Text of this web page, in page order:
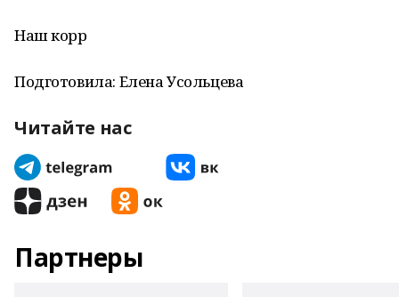
Наш корр
Подготовила: Елена Усольцева
Читайте нас
Партнеры